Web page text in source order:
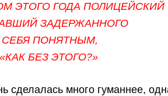
ЭТОГО ГОДА ПОЛИЦЕЙСКИЙ
ЗАДЕРЖАННОГО
ПОНЯТНЫМ,
БЕЗ ЭТОГО?»
сделалась много гуманнее,